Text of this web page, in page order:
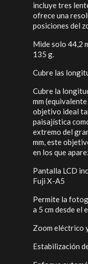
incluye tres
ofrece una
posiciones del
Mide solo 44,2
135 g.
Cubre las
Cubre la
mm
objetivo ideal
paisajística
extremo del
mm, este
en los que
Pantalla LCD
Fuji X-A5
Permite la
a 5 cm desde
Zoom eléctrico
Estabilización